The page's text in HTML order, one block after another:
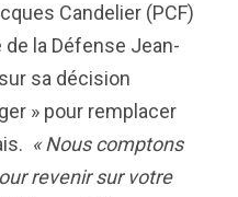
Candelier (PCF)
la Défense Jean-
sa décision
» pour remplacer
« Nous comptons
revenir sur votre